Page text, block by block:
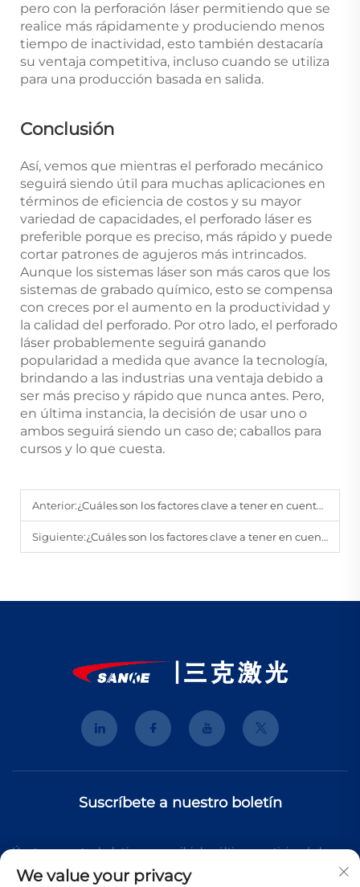
pero con la perforación láser permitiendo que se
realice más rápidamente y produciendo menos
tiempo de inactividad, esto también destacaría
su ventaja competitiva, incluso cuando se utiliza
para una producción basada en salida.
Conclusión
Así, vemos que mientras el perforado mecánico
seguirá siendo útil para muchas aplicaciones en
términos de eficiencia de costos y su mayor
variedad de capacidades, el perforado láser es
preferible porque es preciso, más rápido y puede
cortar patrones de agujeros más intrincados.
Aunque los sistemas láser son más caros que los
sistemas de grabado químico, esto se compensa
con creces por el aumento en la productividad y
la calidad del perforado. Por otro lado, el perforado
láser probablemente seguirá ganando
popularidad a medida que avance la tecnología,
brindando a las industrias una ventaja debido a
ser más preciso y rápido que nunca antes. Pero,
en última instancia, la decisión de usar uno o
ambos seguirá siendo un caso de; caballos para
cursos y lo que cuesta.
Anterior:¿Cuáles son los factores clave a tener en cuenta al seleccionar una máquina de perforación láser para mi aplicación?
Siguiente:¿Cuáles son los factores clave a tener en cuenta al presupuestar una máquina de marcado láser?
Suscríbete a nuestro boletín
Únete a nuestro boletín para recibir las últimas noticias de la
industria, actualizaciones y perspectivas de nuestro equipo.
We value your privacy